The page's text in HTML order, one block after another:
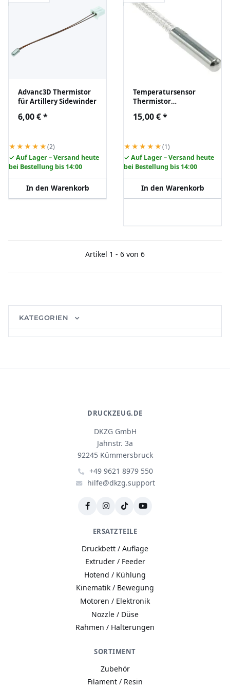
Advanc3D Thermistor
für Artillery Sidewinder
6,00 €*
★★★★★(2)
✓ Auf Lager – Versand heute
bei Bestellung bis 14:00
In den Warenkorb
Temperatursensor
Thermistor
bis 400°C 200cm
15,00 €*
★★★★★(1)
✓ Auf Lager – Versand heute
bei Bestellung bis 14:00
In den Warenkorb
Artikel 1 - 6 von 6
KATEGORIEN
DRUCKZEUG.DE
DKZG GmbH
Jahnstr. 3a
92245 Kümmersbruck
+49 9621 8979 550
hilfe@dkzg.support
ERSATZTEILE
Druckbett / Auflage
Extruder / Feeder
Hotend / Kühlung
Kinematik / Bewegung
Motoren / Elektronik
Nozzle / Düse
Rahmen / Halterungen
SORTIMENT
Zubehör
Filament / Resin